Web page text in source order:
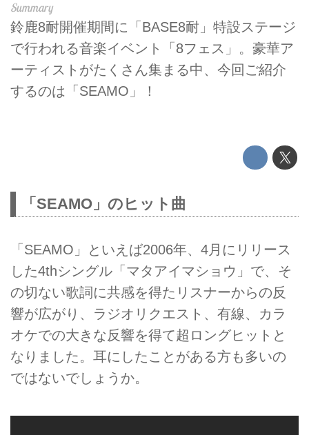
鈴鹿8耐開催期間に「BASE8耐」特設ステージ
で行われる音楽イベント「8フェス」。豪華ア
ーティストがたくさん集まる中、今回ご紹介
するのは「SEAMO」！
「SEAMO」のヒット曲
「SEAMO」といえば2006年、4月にリリース
した4thシングル「マタアイマショウ」で、そ
の切ない歌詞に共感を得たリスナーからの反
響が広がり、ラジオリクエスト、有線、カラ
オケでの大きな反響を得て超ロングヒットと
なりました。耳にしたことがある方も多いの
ではないでしょうか。